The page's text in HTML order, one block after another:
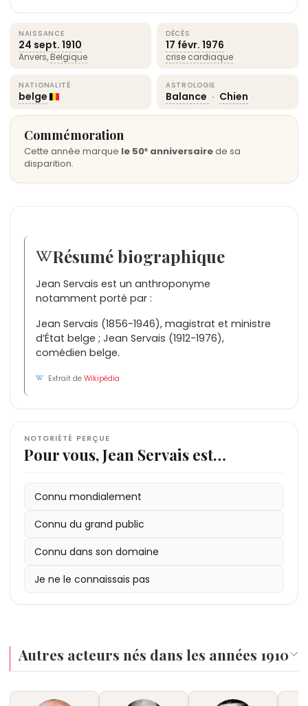
NAISSANCE
24 sept. 1910
Anvers, Belgique
DÉCÈS
17 févr. 1976
crise cardiaque
NATIONALITÉ
belge
ASTROLOGIE
Balance · Chien
Commémoration
Cette année marque le 50ᵉ anniversairede sa
disparition.
Résumé biographique
Jean Servais est un anthroponyme
notamment porté par :
Jean Servais (1856-1946), magistrat et ministre
d’État belge ; Jean Servais (1912-1976),
comédien belge.
Extrait deWikipédia
NOTORIÉTÉ PERÇUE
Pour vous, Jean Servais est…
Connu mondialement
Connu du grand public
Connu dans son domaine
Je ne le connaissais pas
Autres acteurs nés dans les années 1910